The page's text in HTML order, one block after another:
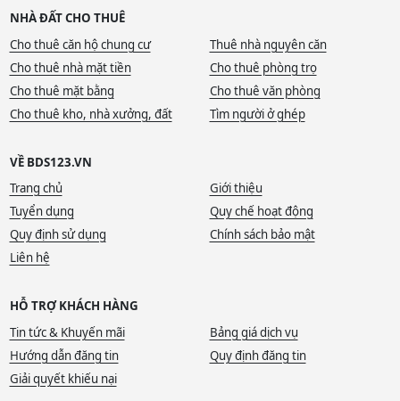
NHÀ ĐẤT CHO THUÊ
Cho thuê căn hộ chung cư
Thuê nhà nguyên căn
Cho thuê nhà mặt tiền
Cho thuê phòng trọ
Cho thuê mặt bằng
Cho thuê văn phòng
Cho thuê kho, nhà xưởng, đất
Tìm người ở ghép
VỀ BDS123.VN
Trang chủ
Giới thiệu
Tuyển dụng
Quy chế hoạt động
Quy định sử dụng
Chính sách bảo mật
Liên hệ
HỖ TRỢ KHÁCH HÀNG
Tin tức & Khuyến mãi
Bảng giá dịch vụ
Hướng dẫn đăng tin
Quy định đăng tin
Giải quyết khiếu nại